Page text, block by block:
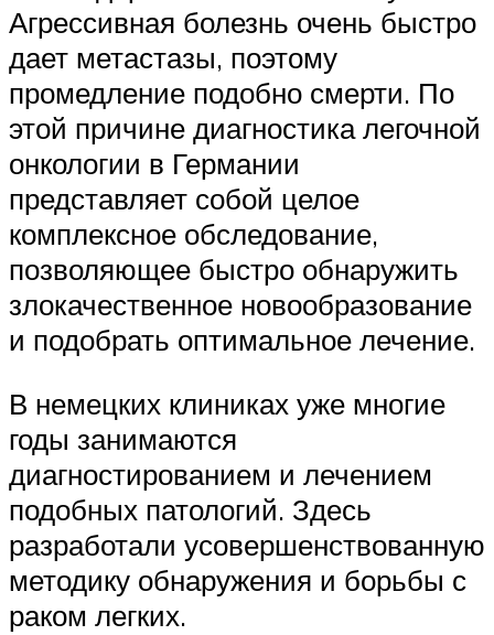
Агрессивная болезнь очень быстро
дает метастазы, поэтому
промедление подобно смерти. По
этой причине диагностика легочной
онкологии в Германии
представляет собой целое
комплексное обследование,
позволяющее быстро обнаружить
злокачественное новообразование
и подобрать оптимальное лечение.
В немецких клиниках уже многие
годы занимаются
диагностированием и лечением
подобных патологий. Здесь
разработали усовершенствованную
методику обнаружения и борьбы с
раком легких.